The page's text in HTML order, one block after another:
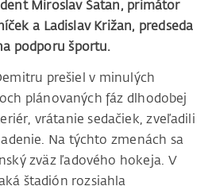
Miroslav Šatan, primátor
a Ladislav Križan, predseda
podporu športu.
prešiel v minulých
plánovaných fáz dlhodobej
vrátanie sedačiek, zveľadili
Na týchto zmenách sa
zväz ľadového hokeja. V
štadión rozsiahla